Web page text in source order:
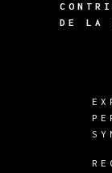
DE LA